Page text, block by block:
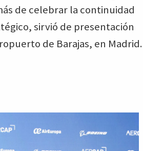
de celebrar la continuidad
sirvió de presentación
de Barajas, en Madrid.